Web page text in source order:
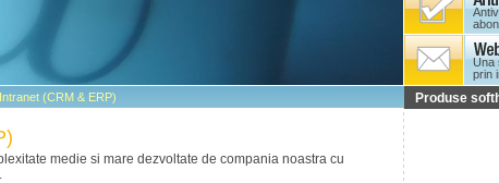
(CRM & ERP)
medie si mare dezvoltate de compania noastra cu
.
Una
prin
Produse